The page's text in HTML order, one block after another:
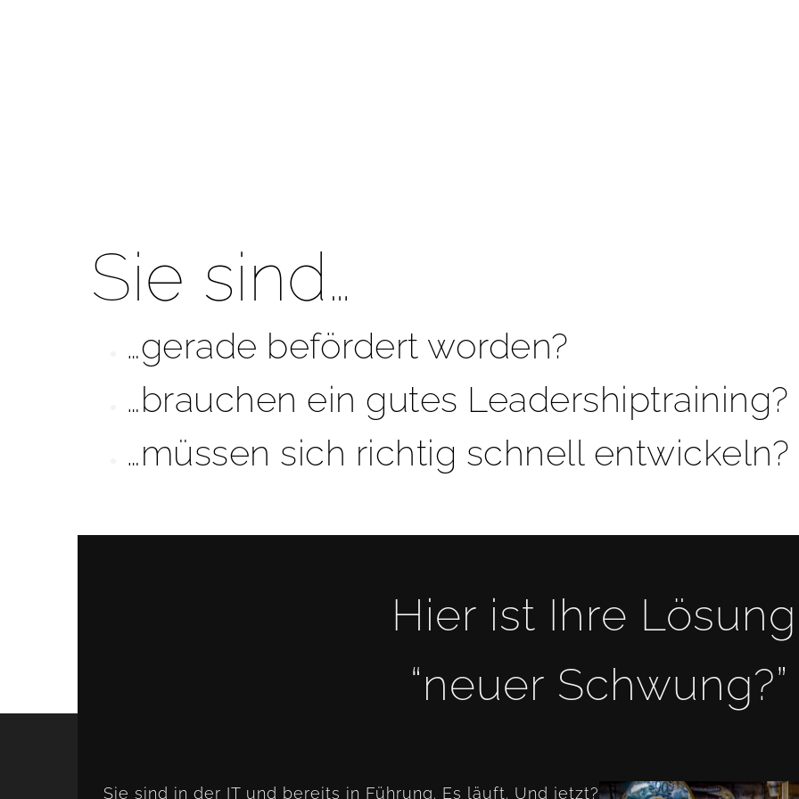
Sie sind…
…gerade befördert worden?
…brauchen ein gutes Leadershiptraining?
…müssen sich richtig schnell entwickeln?
Hier ist Ihre
“neuer Schwung?”
Sie sind in der IT und bereits in Führung. Es läuft. Und jetzt?